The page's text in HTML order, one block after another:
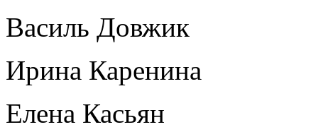
Василь Довжик
Ирина Каренина
Елена Касьян